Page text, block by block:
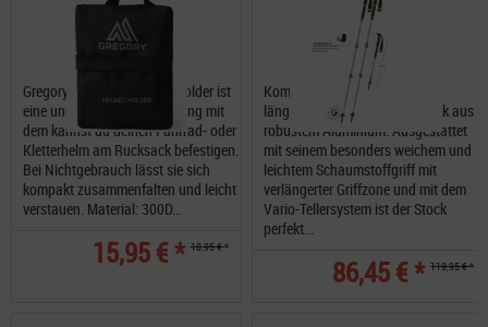
Gregory Packable Helmet Holder ist
eine universelle Helmhalterung mit
dem kannst du deinen Fahrrad- oder
Kletterhelm am Rucksack befestigen.
Bei Nichtgebrauch lässt sie sich
kompakt zusammenfalten und leicht
verstauen. Material: 300D...
15,95 € * 18,95 € *
Komperdell Explorer Zero ein
längenverstellbar Trekkingstock aus
robustem Aluminium. Ausgestattet
mit seinem besonders weichem und
leichtem Schaumstoffgriff mit
verlängerter Griffzone und mit dem
Vario-Tellersystem ist der Stock
perfekt...
86,45 € * 119,95 € *